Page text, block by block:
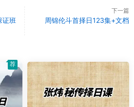
证班
下一篇
周锦伦斗首择日123集+文档
荐